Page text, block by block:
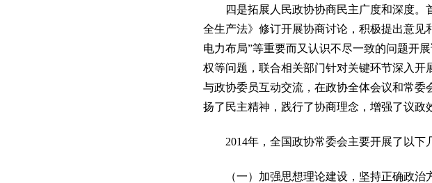
四是拓展人民政协协商民主广度和深度。
全生产法》修订开展协商讨论，积极提出意见
电力布局”等重要而又认识不尽一致的问题开
权等问题，联合相关部门针对关键环节深入
与政协委员互动交流，在政协全体会议和常
扬了民主精神，践行了协商理念，增强了议政
2014年，全国政协常委会主要开展了以下
（一）加强思想理论建设，坚持正确政治